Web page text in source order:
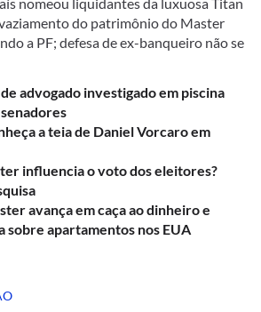
do patrimônio do Master
a PF; defesa de ex-banqueiro não se
advogado investigado em piscina
a teia de Daniel Vorcaro em
influencia o voto dos eleitores?
avança em caça ao dinheiro e
sobre apartamentos nos EUA